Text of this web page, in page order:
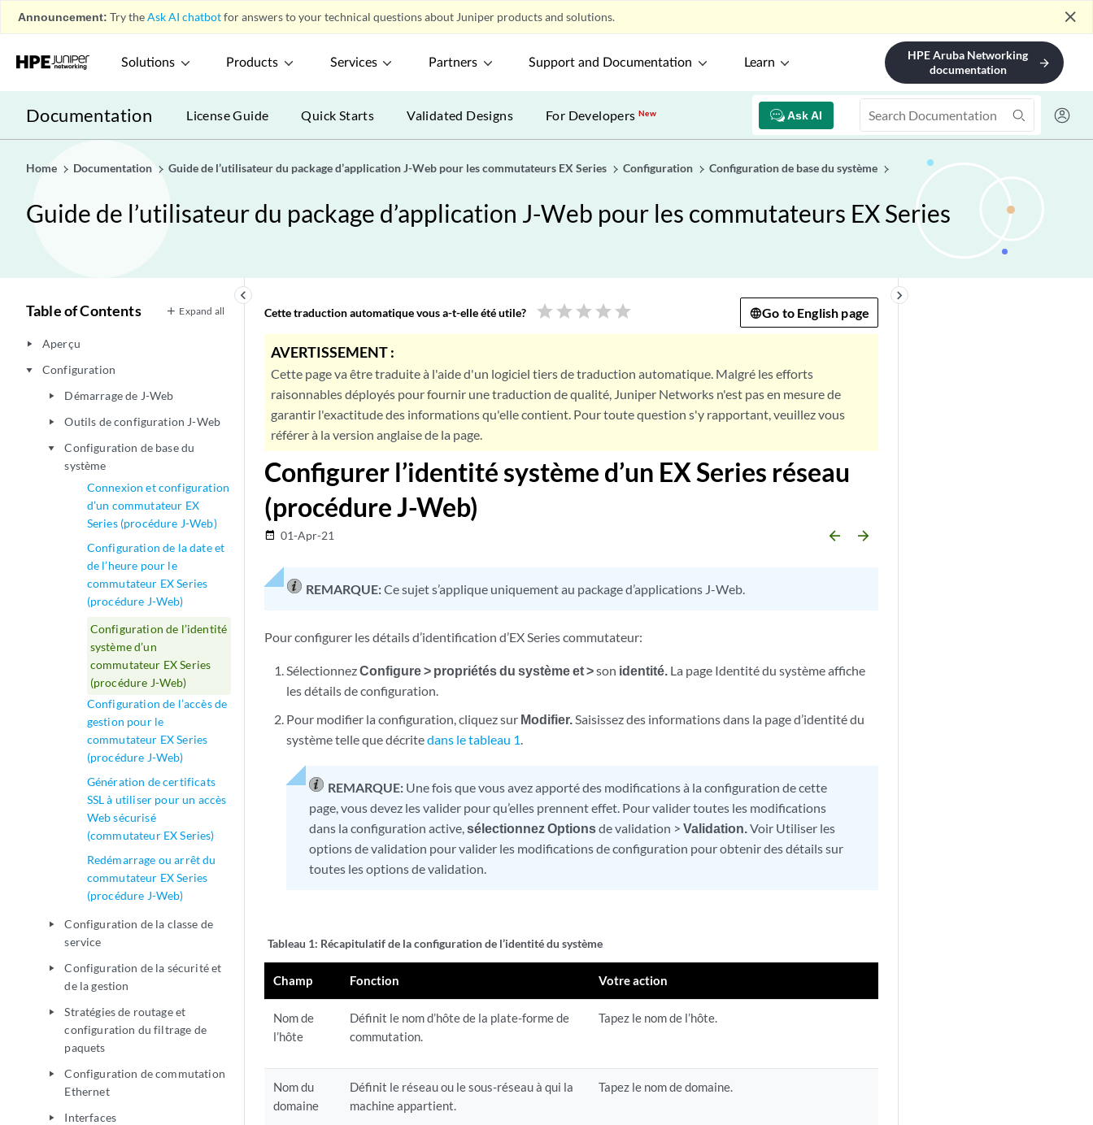
Announcement: Try theAsk AI chatbotfor answers to your technical questions about Juniper products and solutions. close
Solutions Products Services Partners Support and Documentation Learn
HPE Aruba Networking
documentation
arrow_forward
Documentation Ask AI
License Guide Quick Starts Validated Designs For DevelopersNew
Home Documentation Guide de l’utilisateur du package d’application J-Web pour les commutateurs EX Series Configuration Configuration de base du système
Guide de l’utilisateur du package d’application J-Web pour les commutateurs EX Series
keyboard_arrow_left
Table of Contents Expand all
play_arrow Aperçu
play_arrow Configuration
play_arrow Démarrage de J-Web
play_arrow Outils de configuration J-Web
play_arrow
Configuration de base du
système
Connexion et configuration
d’un commutateur EX
Series (procédure J-Web)
Configuration de la date et
de l’heure pour le
commutateur EX Series
(procédure J-Web)
Configuration de l’identité
système d’un
commutateur EX Series
(procédure J-Web)
Configuration de l’accès de
gestion pour le
commutateur EX Series
(procédure J-Web)
Génération de certificats
SSL à utiliser pour un accès
Web sécurisé
(commutateur EX Series)
Redémarrage ou arrêt du
commutateur EX Series
(procédure J-Web)
play_arrow
Configuration de la classe de
service
play_arrow
Configuration de la sécurité et
de la gestion
play_arrow
Stratégies de routage et
configuration du filtrage de
paquets
play_arrow
Configuration de commutation
Ethernet
play_arrow Interfaces
keyboard_arrow_right
Cette traduction automatique vous a-t-elle été utile? star star star star star Go to English page
AVERTISSEMENT :
Cette page va être traduite à l'aide d'un logiciel tiers de traduction automatique. Malgré les efforts
raisonnables déployés pour fournir une traduction de qualité, Juniper Networks n'est pas en mesure de
garantir l'exactitude des informations qu'elle contient. Pour toute question s'y rapportant, veuillez vous
référer à la version anglaise de la page.
Configurer l’identité système d’un EX Series réseau
(procédure J-Web)
date_range 01-Apr-21 arrow_backward arrow_forward
REMARQUE:Ce sujet s’applique uniquement au package d’applications J-Web.
Pour configurer les détails d’identification d’EX Series commutateur:
SélectionnezConfigure > propriétés du système et >son identité. La page Identité du système affiche
les détails de configuration.
Pour modifier la configuration, cliquez sur Modifier.Saisissez des informations dans la page d’identité du
système telle que décritedans le tableau 1.
REMARQUE: Une fois que vous avez apporté des modifications à la configuration de cette
page, vous devez les valider pour qu’elles prennent effet. Pour valider toutes les modifications
dans la configuration active,sélectionnez Optionsde validation >Validation.Voir Utiliser les
options de validation pour valider les modifications de configuration pour obtenir des détails sur
toutes les options de validation.
Tableau 1: Récapitulatifde la configuration de l’identité du système
Champ Fonction Votre action
Nom de
l’hôte
Définit le nom d’hôte de la plate-forme de
commutation.
Tapez le nom de l’hôte.
Nom du
domaine
Définit le réseau ou le sous-réseau à qui la
machine appartient.
Tapez le nom de domaine.